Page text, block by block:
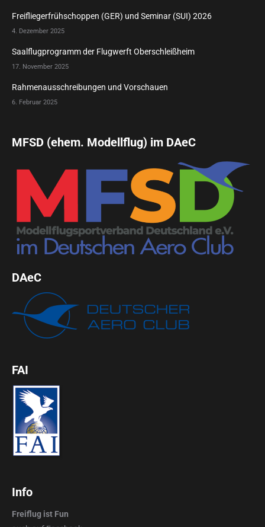
Freifliegerfrühschoppen (GER) und Seminar (SUI) 2026
4. Dezember 2025
Saalflugprogramm der Flugwerft Oberschleißheim
17. November 2025
Rahmenausschreibungen und Vorschauen
6. Februar 2025
MFSD (ehem. Modellflug) im DAeC
DAeC
FAI
Info
Freiflug ist Fun